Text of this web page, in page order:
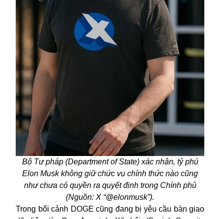
Bộ Tư pháp (Department of State) xác nhận, tỷ phú
Elon Musk không giữ chức vụ chính thức nào cũng
như chưa có quyền ra quyết định trong Chính phủ
(Nguồn: X “@elonmusk”).
Trong bối cảnh DOGE cũng đang bị yêu cầu bàn giao